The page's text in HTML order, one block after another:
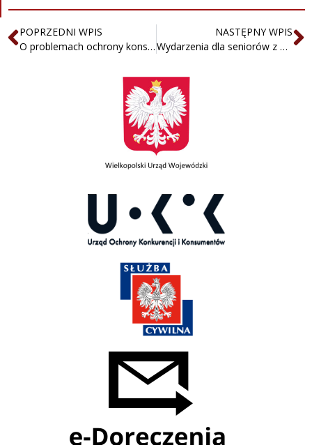
POPRZEDNI WPIS
O problemach ochrony konsumentów z Inspekcją Handlową
NASTĘPNY WPIS
Wydarzenia dla seniorów z udziałem WIIH w Poznaniu